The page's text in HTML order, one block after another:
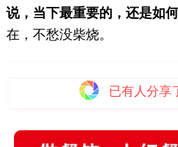
说，当下最重要的，还是如
在，不愁没柴烧。
已有 人分享